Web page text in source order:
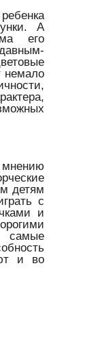
А
его
немало
детям
с
и
и во